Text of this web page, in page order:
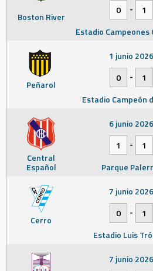
Boston River
0
-
1
Estadio Campeones
Peñarol
1 junio 2026
0
-
1
Estadio Campeón
Central
Español
6 junio 2026
1
-
1
Parque
Cerro
7 junio 2026
0
-
1
Estadio Luis
7 junio 2026